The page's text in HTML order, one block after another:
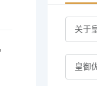
关于
皇御